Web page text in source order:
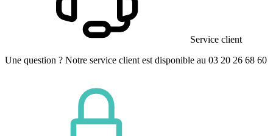
Service client
Une question ? Notre service client est disponible au 03 20 26 68 60